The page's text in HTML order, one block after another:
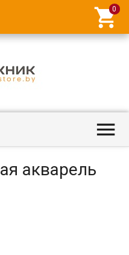


акварель